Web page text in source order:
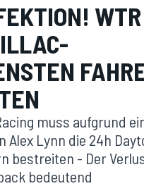
muss aufgrund
Alex Lynn die 24h
bestreiten - Der
bedeutend